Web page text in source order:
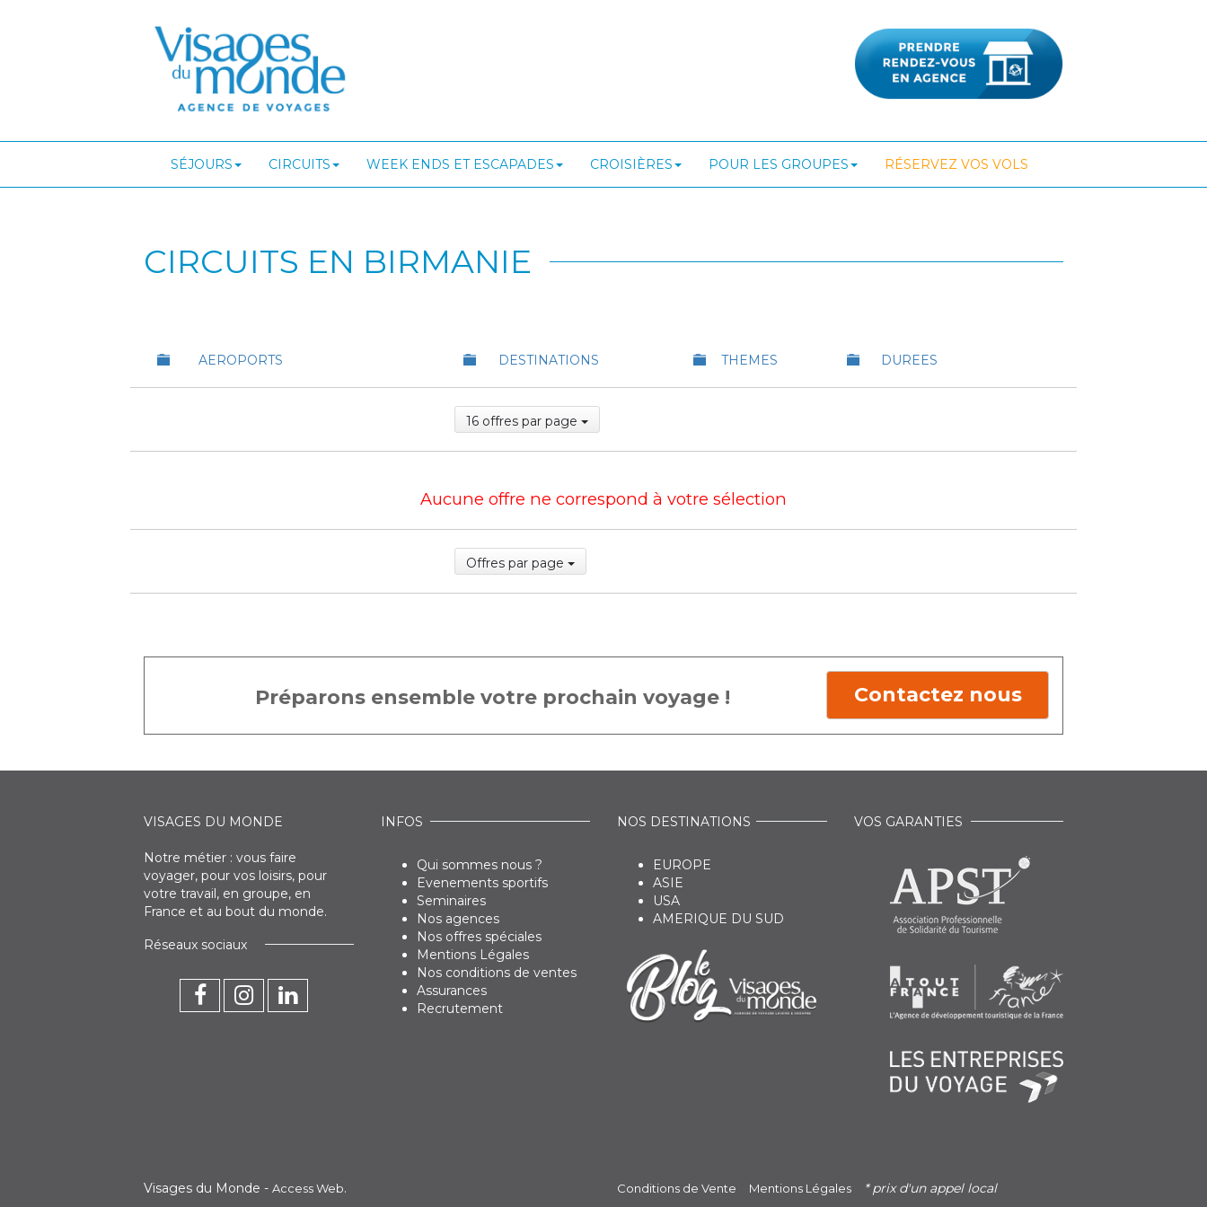
SÉJOURS CIRCUITS WEEK ENDS ET ESCAPADES CROISIÈRES POUR LES GROUPES RÉSERVEZ VOS VOLS
CIRCUITS EN BIRMANIE
AEROPORTS DESTINATIONS THEMES DUREES
16 offres par page
Aucune offre ne correspond à votre sélection
Offres par page
Préparons ensemble votre prochain voyage ! Contactez nous
VISAGES DU MONDE
Notre métier : vous faire
voyager, pour vos loisirs, pour
votre travail, en groupe, en
France et au bout du monde.
Réseaux sociaux
INFOS
Qui sommes nous ?
Evenements sportifs
Seminaires
Nos agences
Nos offres spéciales
Mentions Légales
Nos conditions de ventes
Assurances
Recrutement
NOS DESTINATIONS
EUROPE
ASIE
USA
AMERIQUE DU SUD
VOS GARANTIES
Visages du Monde - Access Web. Conditions de Vente Mentions Légales * prix d'un appel local